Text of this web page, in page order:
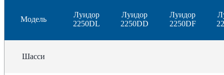
Модель
Луидор
2250DL
Луидор
2250DD
Луидор
2250DF
Шасси